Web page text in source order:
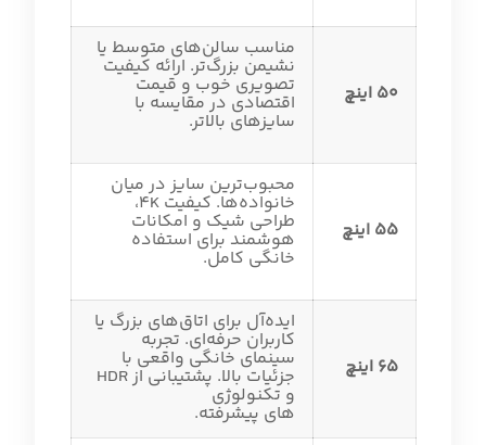
50 اینچ
مناسب سالن‌های متوسط یا
نشیمن بزرگ‌تر. ارائه کیفیت
تصویری خوب و قیمت
اقتصادی در مقایسه با
سایزهای بالاتر.
55 اینچ
محبوب‌ترین سایز در میان
خانواده‌ها. کیفیت 4K،
طراحی شیک و امکانات
هوشمند برای استفاده
خانگی کامل.
65 اینچ
ایده‌آل برای اتاق‌های بزرگ یا
کاربران حرفه‌ای. تجربه
سینمای خانگی واقعی با
جزئیات بالا. پشتیبانی از HDR
و تکنولوژی‌
های پیشرفته.